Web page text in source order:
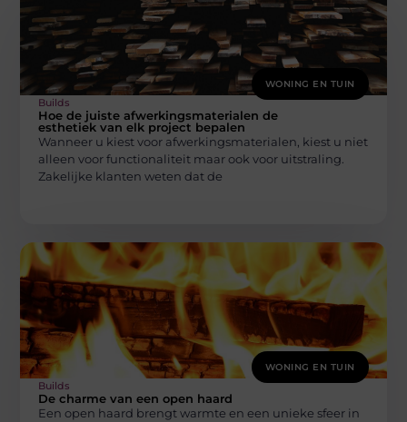
WONING EN TUIN
Builds
Hoe de juiste afwerkingsmaterialen de
esthetiek van elk project bepalen
Wanneer u kiest voor afwerkingsmaterialen, kiest u niet
alleen voor functionaliteit maar ook voor uitstraling.
Zakelijke klanten weten dat de
WONING EN TUIN
Builds
De charme van een open haard
Een open haard brengt warmte en een unieke sfeer in